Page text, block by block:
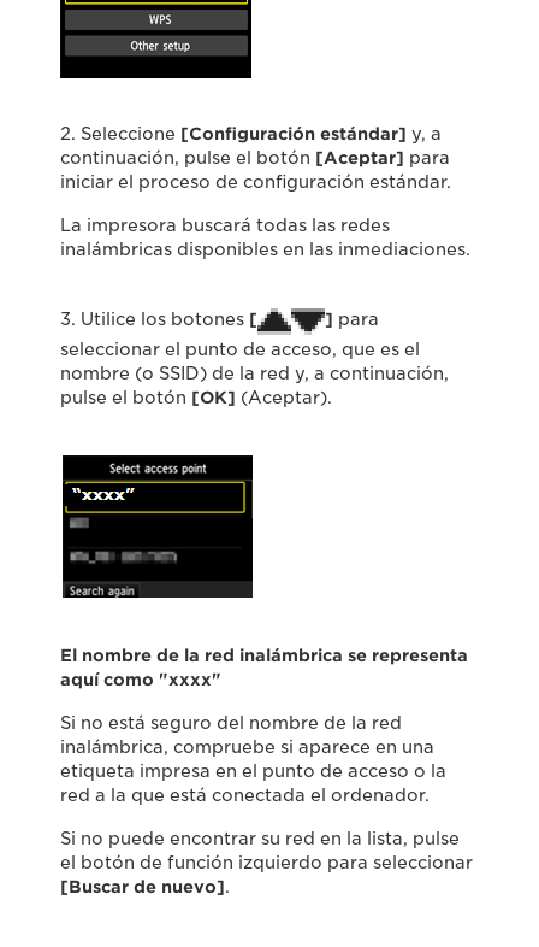
2. Seleccione [Configuración estándar] y, a
continuación, pulse el botón [Aceptar] para
iniciar el proceso de configuración estándar.
La impresora buscará todas las redes
inalámbricas disponibles en las inmediaciones.
3. Utilice los botones [ ] para
seleccionar el punto de acceso, que es el
nombre (o SSID) de la red y, a continuación,
pulse el botón [OK] (Aceptar).
El nombre de la red inalámbrica se representa
aquí como "xxxx"
Si no está seguro del nombre de la red
inalámbrica, compruebe si aparece en una
etiqueta impresa en el punto de acceso o la
red a la que está conectada el ordenador.
Si no puede encontrar su red en la lista, pulse
el botón de función izquierdo para seleccionar
[Buscar de nuevo].